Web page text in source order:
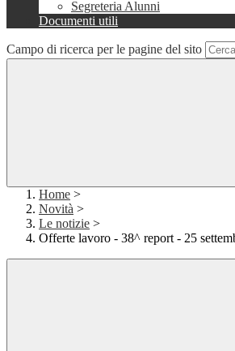
Segreteria Alunni
Documenti utili
Campo di ricerca per le pagine del sito
Home >
Novità >
Le notizie >
Offerte lavoro - 38^ report - 25